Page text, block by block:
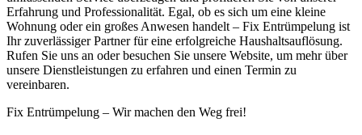
Erfahrung und Professionalität. Egal, ob es sich um eine kleine
Wohnung oder ein großes Anwesen handelt – Fix Entrümpelung ist
Ihr zuverlässiger Partner für eine erfolgreiche Haushaltsauflösung.
Rufen Sie uns an oder besuchen Sie unsere Website, um mehr über
unsere Dienstleistungen zu erfahren und einen Termin zu
vereinbaren.
Fix Entrümpelung – Wir machen den Weg frei!